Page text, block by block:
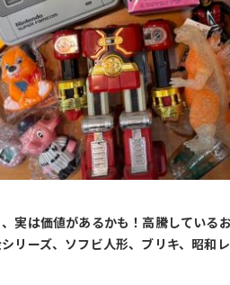
実は価値があるかも！高騰している
リーズ、ソフビ人形、ブリキ、昭和